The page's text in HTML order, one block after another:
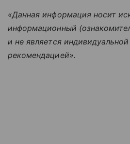
«Данная информация носит
информационный
и не является
рекомендацией».